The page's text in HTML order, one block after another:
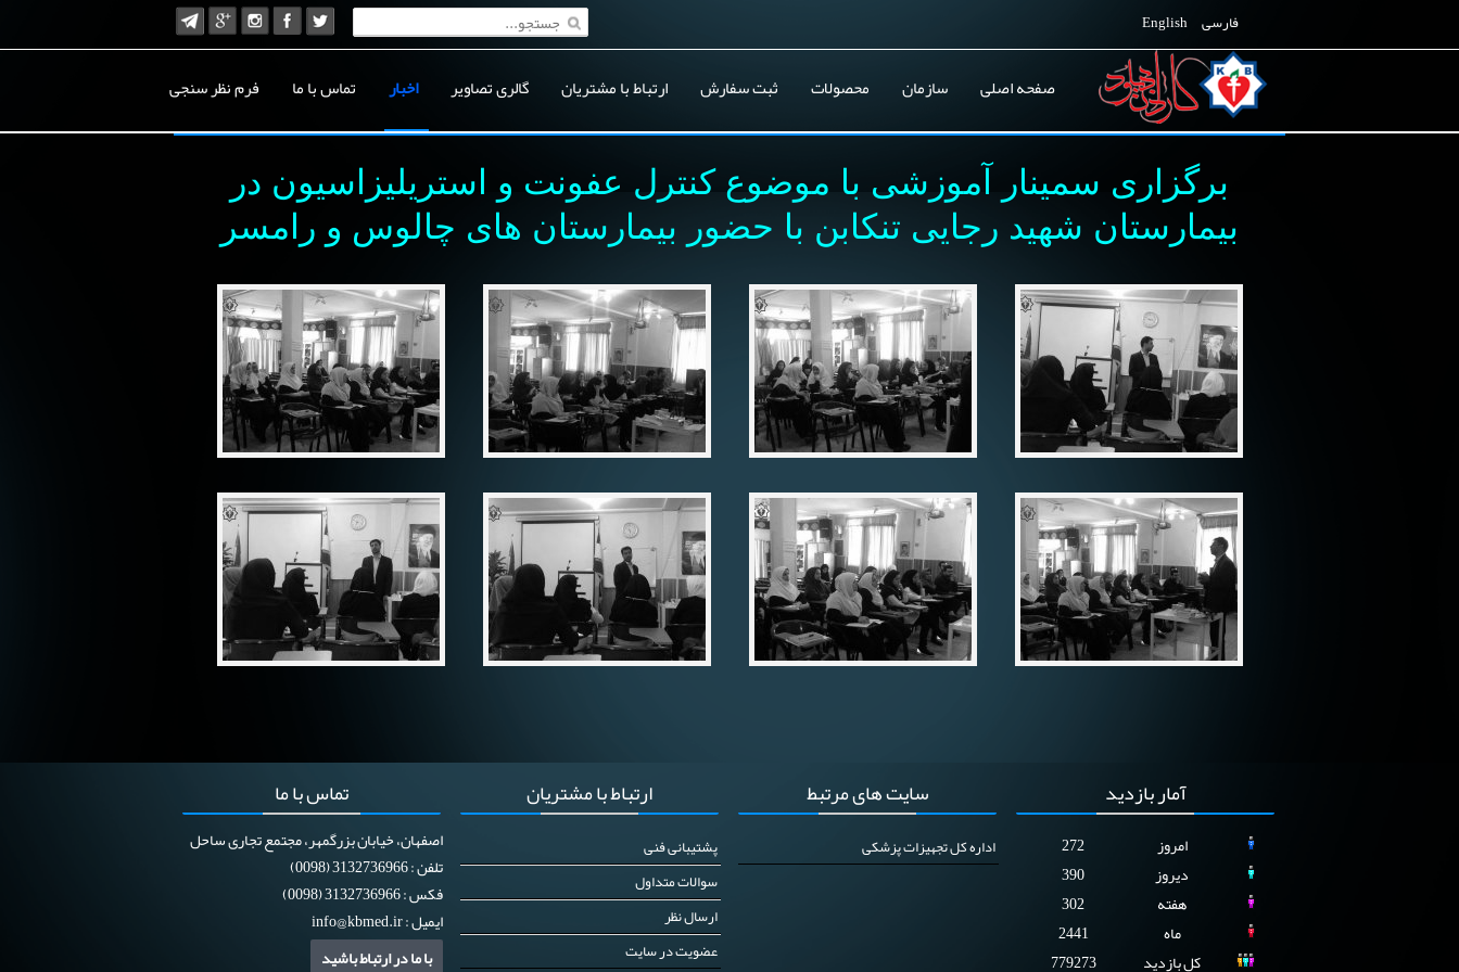
فارسی English
صفحه اصلی سازمان محصولات ثبت سفارش ارتباط با مشتریان گالری تصاویر اخبار تماس با ما فرم نظر سنجی
برگزاری سمینار آموزشی با موضوع کنترل عفونت و استریلیزاسیون در
بیمارستان شهید رجایی تنکابن با حضور بیمارستان های چالوس و رامسر
تماسبا ما
اصفهان، خیابان بزرگمهر، مجتمع تجاری ساحل
تلفن : 3132736966 (0098)
فکس : 3132736966 (0098)
ایمیل :info@kbmed.ir
با ما در ارتباط باشید
ارتباطبا مشتریان
پشتیبانی فنی
سوالات متداول
ارسال نظر
عضویت در سایت
سایتهای مرتبط
اداره کل تجهیزات پزشکی
آماربازدید
امروز
272
دیروز
390
هفته
302
ماه
2441
کل بازدید
779273